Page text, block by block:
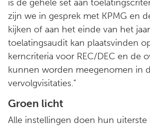
is de gehele set aan
zijn we in gesprek met KPMG en
kijken of aan het einde van het
toelatingsaudit kan plaatsvinden
kerncriteria voor REC/DEC en de
kunnen worden meegenomen in
vervolgvisitaties.”
Groen licht
Alle instellingen doen hun uiterste